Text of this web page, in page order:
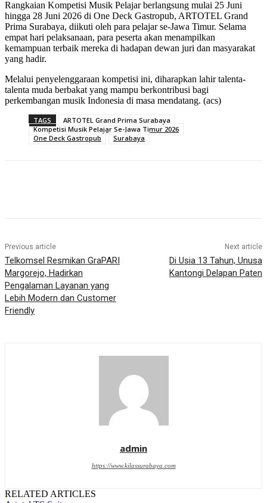
Rangkaian Kompetisi Musik Pelajar berlangsung mulai 25 Juni
hingga 28 Juni 2026 di One Deck Gastropub, ARTOTEL Grand
Prima Surabaya, diikuti oleh para pelajar se-Jawa Timur. Selama
empat hari pelaksanaan, para peserta akan menampilkan
kemampuan terbaik mereka di hadapan dewan juri dan masyarakat
yang hadir.
Melalui penyelenggaraan kompetisi ini, diharapkan lahir talenta-
talenta muda berbakat yang mampu berkontribusi bagi
perkembangan musik Indonesia di masa mendatang. (acs)
TAGS
ARTOTEL Grand Prima Surabaya
Kompetisi Musik Pelajar Se-Jawa Timur 2026
One Deck Gastropub
Surabaya
Previous article
Telkomsel Resmikan GraPARI
Margorejo, Hadirkan
Pengalaman Layanan yang
Lebih Modern dan Customer
Friendly
Next article
Di Usia 13 Tahun, Unusa
Kantongi Delapan Paten
admin
https://www.kilassurabaya.com
RELATED ARTICLES